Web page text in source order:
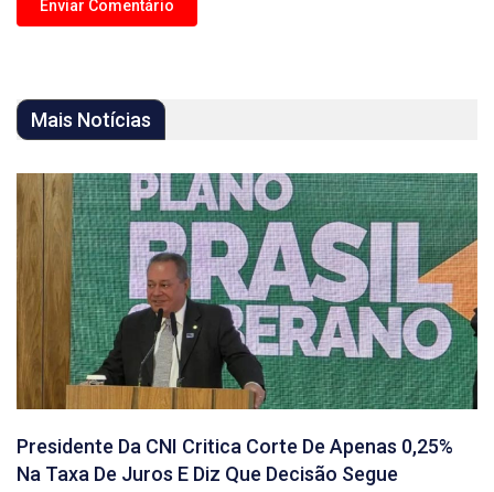
Mais Notícias
Presidente Da CNI Critica Corte De Apenas 0,25%
Na Taxa De Juros E Diz Que Decisão Segue